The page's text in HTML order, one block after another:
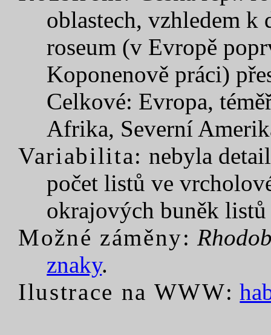
oblastech, vzhledem
roseum (v Evropě
Koponenově práci)
Celkové: Evropa,
Afrika, Severní
Variabilita: nebyla
počet listů ve
okrajových buněk listů
Možné záměny:
znaky.
Ilustrace na WWW: